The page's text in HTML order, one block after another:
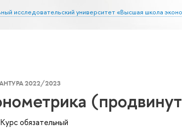
исследовательский университет «Высшая школа
2022/2023
Курс обязательный